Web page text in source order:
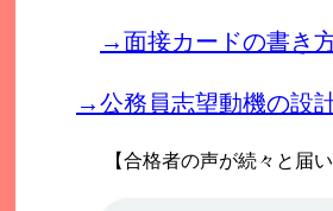
→面接カードの書き
→公務員志望動機の設
【合格者の声が続々と届